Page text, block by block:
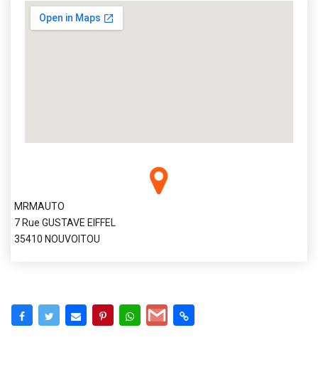
MRMAUTO
7 Rue GUSTAVE EIFFEL
35410 NOUVOITOU